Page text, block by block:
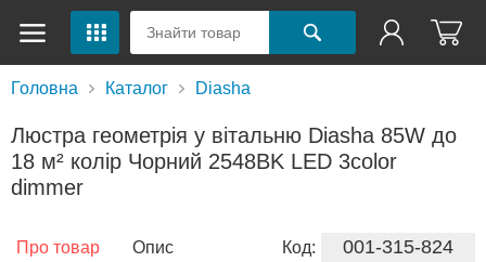
Головна Каталог Diasha
Люстра геометрія у вітальню Diasha 85W до
18 м² колір Чорний 2548BK LED 3color
dimmer
Код: 001-315-824
Про товар
Опис